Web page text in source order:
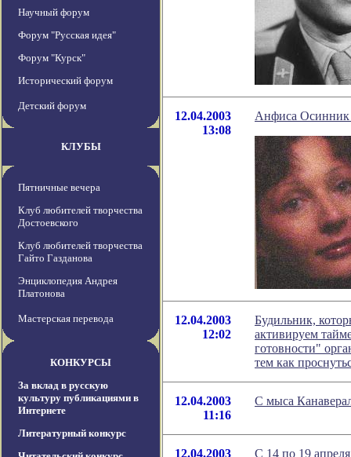
Научный форум
Форум "Русская идея"
Форум "Курск"
Исторический форум
Детский форум
КЛУБЫ
Пятничные вечера
Клуб любителей творчества
Достоевского
Клуб любителей творчества
Гайто Газданова
Энциклопедия Андрея
Платонова
Мастерская перевода
КОНКУРСЫ
За вклад в русскую
культуру публикациями в
Интернете
Литературный конкурс
12.04.2003
13:08
Анфиса Осинник
12.04.2003
12:02
Будильник,
активируем
готовности"
тем как
12.04.2003
11:16
С мыса
12.04.2003
С 14 по 19